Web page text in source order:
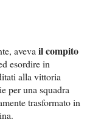
avevail compito
esordire in
alla vittoria
per una squadra
trasformato in